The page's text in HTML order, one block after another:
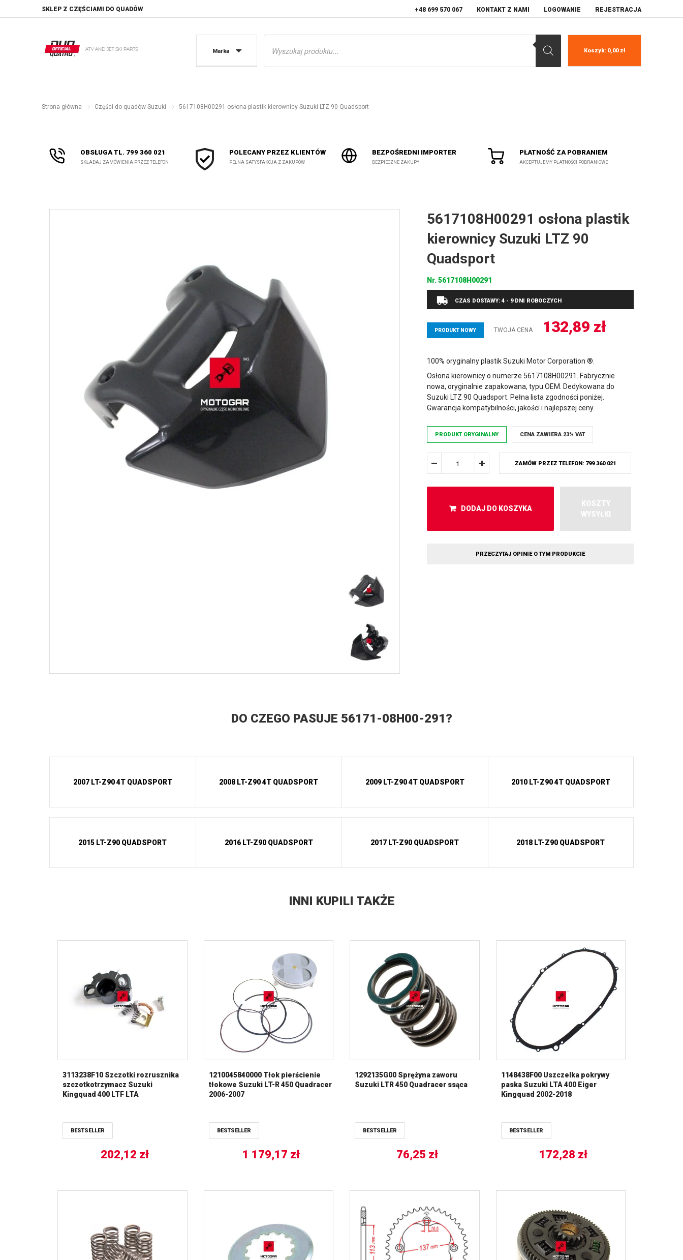
SKLEP Z CZĘŚCIAMI DO QUADÓW +48 699 570 067 KONTAKT Z NAMI LOGOWANIE REJESTRACJA
Marka
Wyszukiwarka
Koszyk: 0,00 zł
Strona główna Części do quadów Suzuki 5617108H00291 osłona plastik kierownicy Suzuki LTZ 90 Quadsport
OBSŁUGA TL. 799 360 021
SKŁADAJ ZAMÓWIENIA PRZEZ TELEFON
POLECANY PRZEZ KLIENTÓW
PEŁNA SATYSFAKCJA Z ZAKUPÓW
BEZPOŚREDNI IMPORTER
BEZPIECZNE ZAKUPY
PŁATNOŚĆ ZA POBRANIEM
AKCEPTUJEMY PŁATNOŚCI POBRANIOWE
5617108H00291 osłona plastik
kierownicy Suzuki LTZ 90
Quadsport
Nr.5617108H00291
CZAS DOSTAWY: 4 - 9 DNI ROBOCZYCH
PRODUKT NOWY TWOJA CENA 132,89 zł
100% oryginalny plastik Suzuki Motor Corporation ®.
Osłona kierownicy o numerze 5617108H00291. Fabrycznie
nowa, oryginalnie zapakowana, typu OEM. Dedykowana do
Suzuki LTZ 90 Quadsport. Pełna lista zgodności poniżej.
Gwarancja kompatybilności, jakości i najlepszej ceny.
PRODUKT ORYGINALNY CENA ZAWIERA 23% VAT
ZAMÓW PRZEZ TELEFON: 799 360 021
DODAJ DO KOSZYKA
KOSZTY
WYSYŁKI
PRZECZYTAJ OPINIE O TYM PRODUKCIE
DO CZEGO PASUJE 56171-08H00-291?
2007 LT-Z90 4T QUADSPORT 2008 LT-Z90 4T QUADSPORT 2009 LT-Z90 4T QUADSPORT 2010 LT-Z90 4T QUADSPORT
2015 LT-Z90 QUADSPORT 2016 LT-Z90 QUADSPORT 2017 LT-Z90 QUADSPORT 2018 LT-Z90 QUADSPORT
INNI KUPILI TAKŻE
3113238F10 Szczotki rozrusznika
szczotkotrzymacz Suzuki
Kingquad 400 LTF LTA
BESTSELLER
202,12 zł
1210045840000 Tłok pierścienie
tłokowe Suzuki LT-R 450 Quadracer
2006-2007
BESTSELLER
1 179,17 zł
1292135G00 Sprężyna zaworu
Suzuki LTR 450 Quadracer ssąca
BESTSELLER
76,25 zł
1148438F00 Uszczelka pokrywy
paska Suzuki LTA 400 Eiger
Kingquad 2002-2018
BESTSELLER
172,28 zł